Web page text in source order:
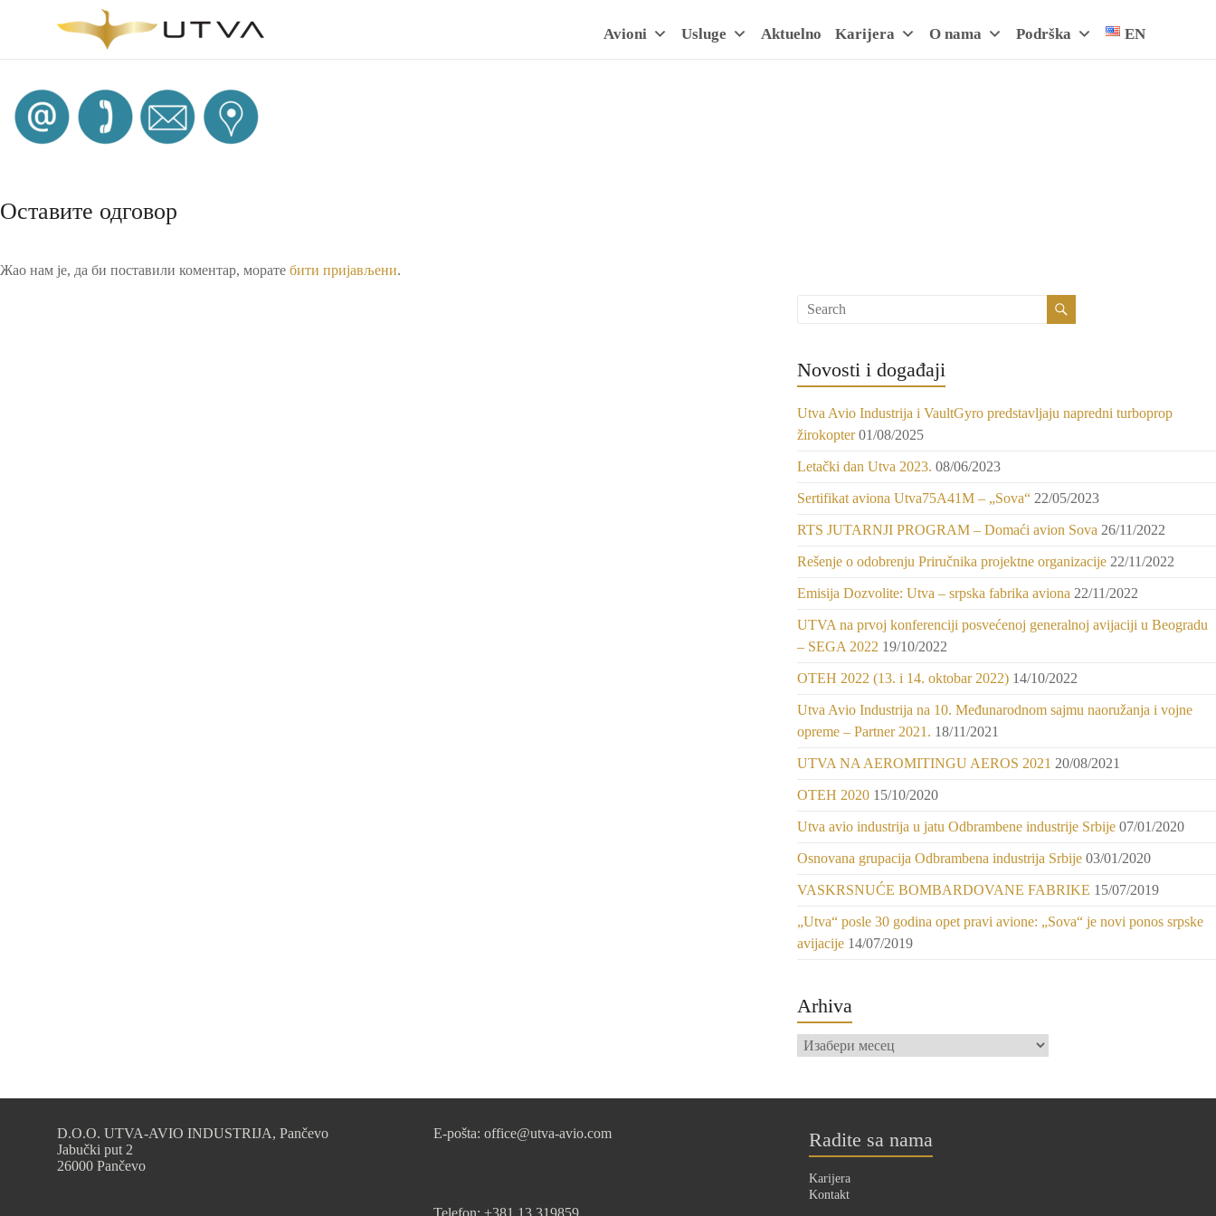
AVIO
D.O.O.
avione
Avioni Usluge Aktuelno Karijera O nama Podrška EN
Оставите одговор
Жао нам је, да би поставили коментар, морате бити пријављени.
Novosti i događaji
Utva Avio Industrija i VaultGyro predstavljaju napredni turboprop
žirokopter 01/08/2025
Letački dan Utva 2023. 08/06/2023
Sertifikat aviona Utva75A41M – „Sova“ 22/05/2023
RTS JUTARNJI PROGRAM – Domaći avion Sova 26/11/2022
Rešenje o odobrenju Priručnika projektne organizacije 22/11/2022
Emisija Dozvolite: Utva – srpska fabrika aviona 22/11/2022
UTVA na prvoj konferenciji posvećenoj generalnoj avijaciji u Beogradu
– SEGA 2022 19/10/2022
OTEH 2022 (13. i 14. oktobar 2022) 14/10/2022
Utva Avio Industrija na 10. Međunarodnom sajmu naoružanja i vojne
opreme – Partner 2021. 18/11/2021
UTVA NA AEROMITINGU AEROS 2021 20/08/2021
OTEH 2020 15/10/2020
Utva avio industrija u jatu Odbrambene industrije Srbije 07/01/2020
Osnovana grupacija Odbrambena industrija Srbije 03/01/2020
VASKRSNUĆE BOMBARDOVANE FABRIKE 15/07/2019
„Utva“ posle 30 godina opet pravi avione: „Sova“ je novi ponos srpske
avijacije 14/07/2019
Arhiva
Arhiva
D.O.O. UTVA-AVIO INDUSTRIJA, Pančevo
Jabučki put 2
26000 Pančevo
E-pošta: office@utva-avio.com
Telefon: +381 13 319859
Radite sa nama
Karijera
Kontakt